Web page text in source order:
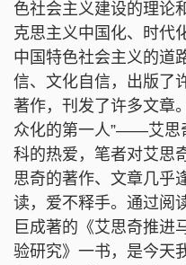
色社会主义建设的理论
克思主义中国化、时代
中国特色社会主义的道
信、文化自信，出版了
著作，刊发了许多文章
众化的第一人”——艾思
科的热爱，笔者对艾思
思奇的著作、文章几乎
读，爱不释手。通过阅
巨成著的《艾思奇推进
验研究》一书，是今天